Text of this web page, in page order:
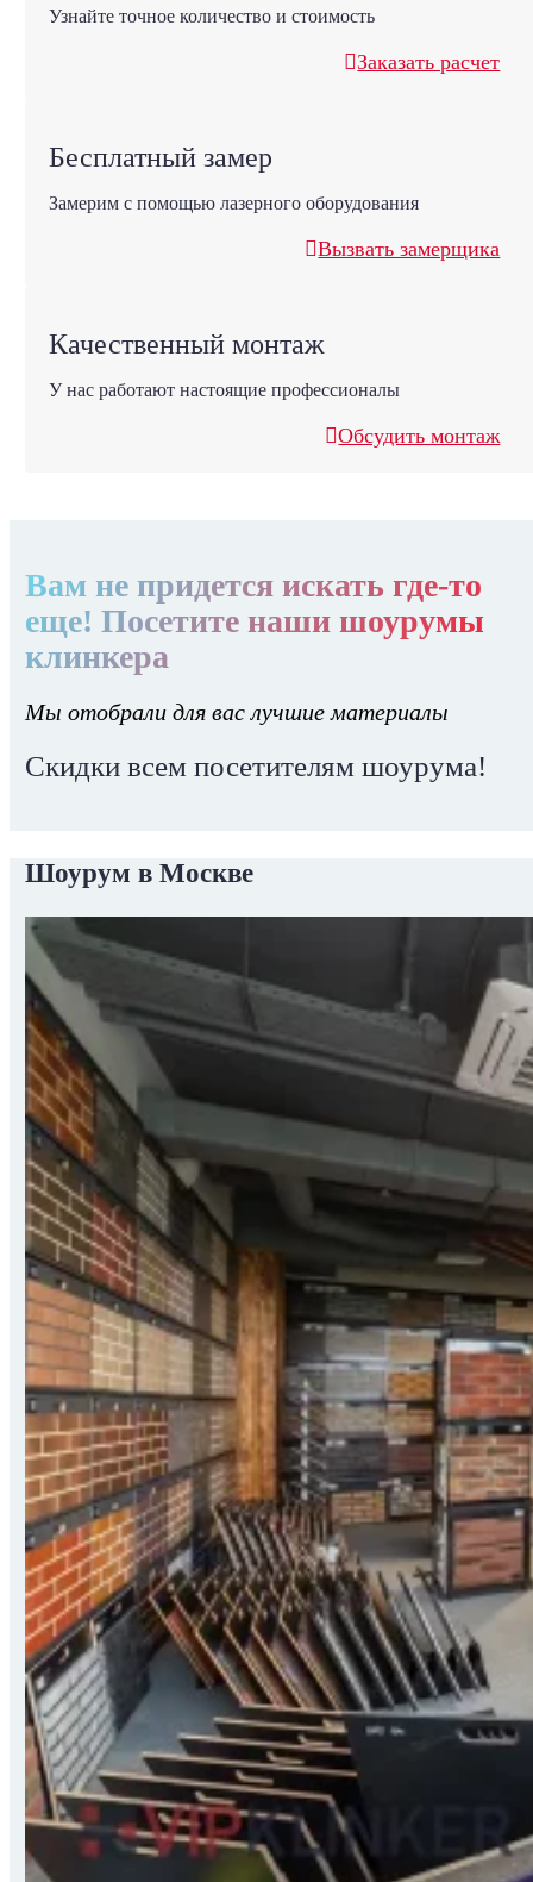
Узнайте точное количество и стоимость
Заказать расчет
Бесплатный замер
Замерим с помощью лазерного оборудования
Вызвать замерщика
Качественный монтаж
У нас работают настоящие профессионалы
Обсудить монтаж
Вам не придется искать где-то
еще! Посетите наши шоурумы
клинкера
Мы отобрали для вас лучшие материалы
Скидки всем посетителям шоурума!
Шоурум в Москве